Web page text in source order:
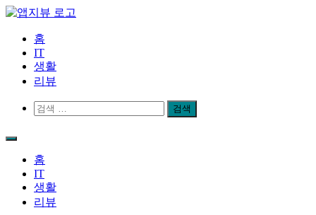
Skip
content
앱지뷰
적절하고 좋은 상품 리뷰
홈
IT
생활
리뷰
검
홈
IT
생활
리뷰